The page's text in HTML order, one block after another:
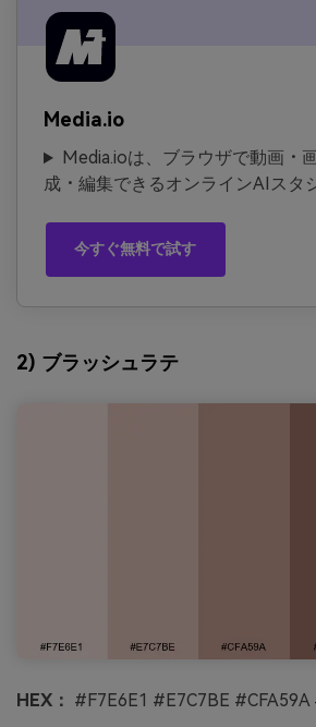
Media.io
Media.ioは、ブラウザで動画・
成・編集できるオンラインAIスタ
今すぐ無料で試す
2) ブラッシュラテ
HEX： #F7E6E1 #E7C7BE